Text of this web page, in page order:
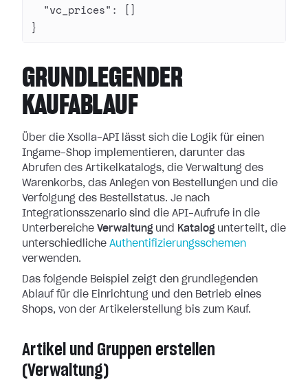
  "vc_prices"
: []
}
GRUNDLEGENDER
KAUFABLAUF
Über die Xsolla-API lässt sich die Logik für einen
Ingame-Shop implementieren, darunter das
Abrufen des Artikelkatalogs, die Verwaltung des
Warenkorbs, das Anlegen von Bestellungen und die
Verfolgung des Bestellstatus. Je nach
Integrationsszenario sind die API-Aufrufe in die
Unterbereiche Verwaltung und Katalog unterteilt, die
unterschiedliche Authentifizierungsschemen
verwenden.
Das folgende Beispiel zeigt den grundlegenden
Ablauf für die Einrichtung und den Betrieb eines
Shops, von der Artikelerstellung bis zum Kauf.
Artikel und Gruppen erstellen
(Verwaltung)